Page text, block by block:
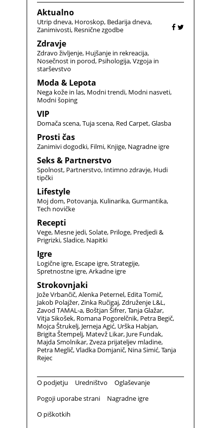
Aktualno
Utrip dneva Horoskop Bedarija dneva
Zanimivosti Resnične zgodbe
Zdravje
Zdravo življenje Hujšanje in rekreacija
Nosečnost in porod Psihologija Vzgoja in
starševstvo
Moda & Lepota
Nega kože in las Modni trendi Modni nasveti
Modni šoping
VIP
Domača scena Tuja scena Red Carpet Glasba
Prosti čas
Zanimivi dogodki Filmi Knjige Nagradne igre
Seks & Partnerstvo
Spolnost Partnerstvo Intimno zdravje Hudi
tipčki
Lifestyle
Moj dom Potovanja Kulinarika Gurmantika
Tech novičke
Recepti
Vege Mesne jedi Solate Priloge Predjedi &
Prigrizki Sladice Napitki
Igre
Logične igre Escape igre Strategije
Spretnostne igre Arkadne igre
Strokovnjaki
Jože Vrbančič Alenka Peternel Edita Tomič
Jakob Polajžer Zinka Ručigaj Združenje L&L
Zavod TAMAL-a Boštjan Šifrer Tanja Glažar
Vitja Sikošek Romana Pogorelčnik Petra Begič
Mojca Štrukelj Jerneja Agić Urška Habjan
Brigita Štempelj Matevž Likar Jure Fundak
Majda Smolnikar Zveza prijateljev mladine
Petra Meglič Vladka Domjanič Nina Simić Tanja
Rejec
O podjetju Uredništvo
Oglaševanje
Pogoji uporabe strani
Nagradne igre
O piškotkih